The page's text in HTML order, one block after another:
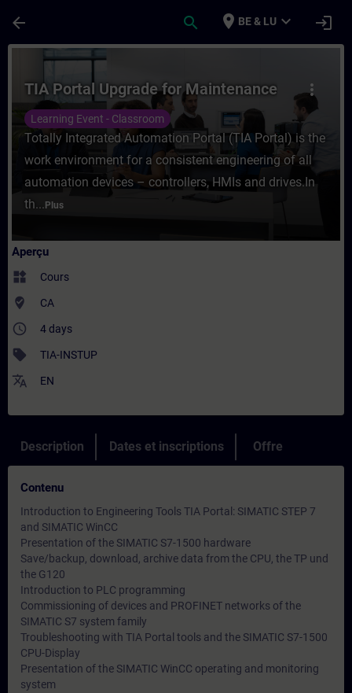
arrow_back search place BE & LU expand_more login
Cours - TIA Portal Upgrade for
more_vert
TIA Portal Upgrade for Maintenance
Learning Event - Classroom
Totally Integrated Automation Portal (TIA Portal) is the
work environment for a consistent engineering of all
automation devices – controllers, HMIs and drives.In
th... Plus
Aperçu
widgets Cours
where_to_vote CA
access_time 4 days
sell TIA-INSTUP
translate EN
Description Dates et inscriptions Offre
Contenu
Introduction to Engineering Tools TIA Portal: SIMATIC STEP 7
and SIMATIC WinCC
Presentation of the SIMATIC S7-1500 hardware
Save/backup, download, archive data from the CPU, the TP und
the G120
Introduction to PLC programming
Commissioning of devices and PROFINET networks of the
SIMATIC S7 system family
Troubleshooting with TIA Portal tools and the SIMATIC S7-1500
CPU-Display
Presentation of the SIMATIC WinCC operating and monitoring
system